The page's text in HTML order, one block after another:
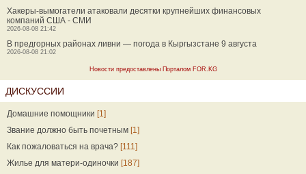
Хакеры-вымогатели атаковали десятки крупнейших финансовых
компаний США - СМИ
2026-08-08 21:42
В предгорных районах ливни — погода в Кыргызстане 9 августа
2026-08-08 21:02
Новости предоставлены Порталом FOR.KG
ДИСКУССИИ
Домашние помощники [1]
Звание должно быть почетным [1]
Как пожаловаться на врача? [111]
Жилье для матери-одиночки [187]